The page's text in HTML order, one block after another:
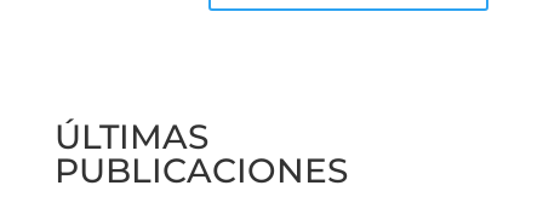
ÚLTIMAS
PUBLICACIONES